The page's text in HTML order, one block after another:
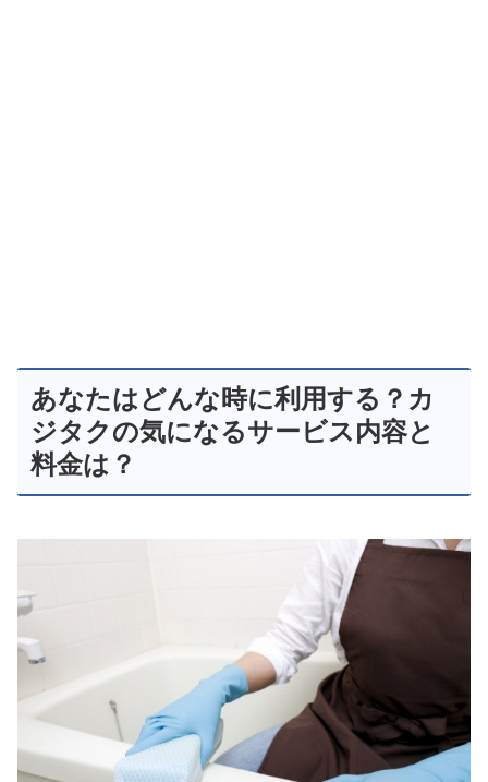
あなたはどんな時に利用する？カ
ジタクの気になるサービス内容と
料金は？